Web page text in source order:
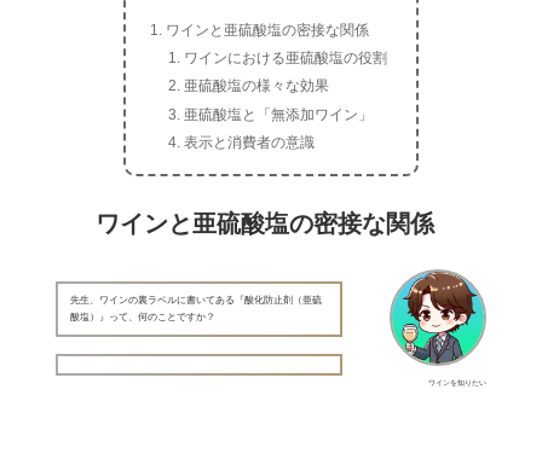
ワインと亜硫酸塩の密接な関係
ワインにおける亜硫酸塩の役割
亜硫酸塩の様々な効果
亜硫酸塩と「無添加ワイン」
表示と消費者の意識
ワインと亜硫酸塩の密接な関係
ワインを知りたい
先生、ワインの裏ラベルに書いてある『酸化防止剤（亜硫
酸塩）』って、何のことですか？